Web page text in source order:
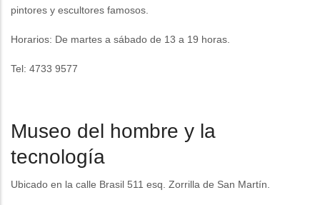
pintores y escultores famosos.
Horarios: De martes a sábado de 13 a 19 horas.
Tel: 4733 9577
Museo del hombre y la
tecnología
Ubicado en la calle Brasil 511 esq. Zorrilla de San Martín.